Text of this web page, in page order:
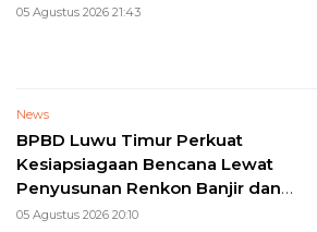
05 Agustus 2026 21:43
News
BPBD Luwu Timur Perkuat
Kesiapsiagaan Bencana Lewat
Penyusunan Renkon Banjir dan
Longsor 2026
05 Agustus 2026 20:10